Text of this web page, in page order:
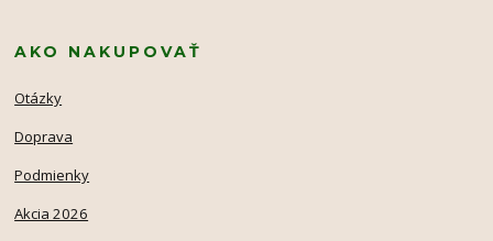
AKO NAKUPOVAŤ
Otázky
Doprava
Podmienky
Akcia 2026